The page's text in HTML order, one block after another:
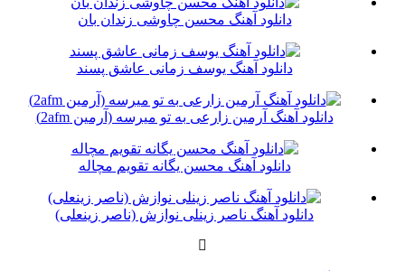
دانلود آهنگ محسن چاوشی زندان بان
دانلود آهنگ یوسف زمانی عاشق پسند
دانلود آهنگ آرمین زارعی به تو میرسه (آرمین 2afm)
دانلود آهنگ محسن یگانه تقویم مچاله
دانلود آهنگ ناصر زینلی نوازش (ناصر زینعلی)